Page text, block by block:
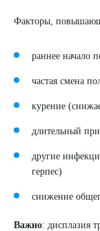
Факторы,
раннее начало
частая смена
курение
длительный
другие
герпес)
снижение
Важно: дисплазия